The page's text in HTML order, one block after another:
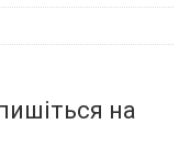
на